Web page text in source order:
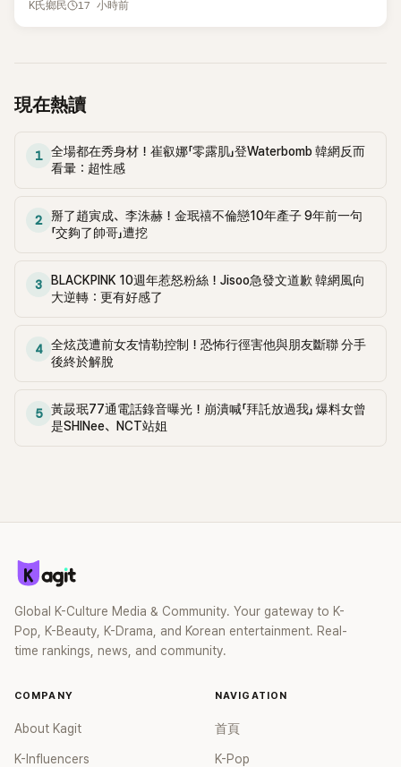
K氏鄉民 17 小時前
現在熱讀
1
全場都在秀身材！崔叡娜「零露肌」登Waterbomb 韓網反而
看暈：超性感
2
掰了趙寅成、李洙赫！金珉禧不倫戀10年產子 9年前一句
「交夠了帥哥」遭挖
3
BLACKPINK 10週年惹怒粉絲！Jisoo急發文道歉 韓網風向
大逆轉：更有好感了
4
全炫茂遭前女友情勒控制！恐怖行徑害他與朋友斷聯 分手
後終於解脫
5
黃晸珉77通電話錄音曝光！崩潰喊「拜託放過我」 爆料女曾
是SHINee、NCT站姐
Global K-Culture Media & Community. Your gateway to K-
Pop, K-Beauty, K-Drama, and Korean entertainment. Real-
time rankings, news, and community.
COMPANY
About Kagit
K-Influencers
NAVIGATION
首頁
K-Pop